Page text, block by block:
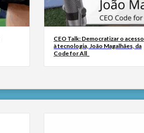
CEO Talk: Democratizar o acesso
à tecnologia, João Magalhães, da
Code for All_